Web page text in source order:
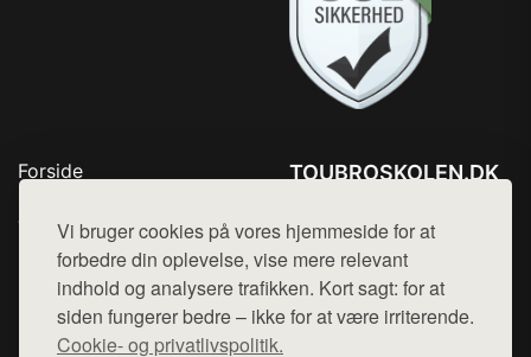
Vi bruger cookies på vores hjemmeside for at
forbedre din oplevelse, vise mere relevant
indhold og analysere trafikken. Kort sagt: for at
siden fungerer bedre – ikke for at være irriterende.
Cookie- og privatlivspolitik.
Forside
Top Rabatter
Blog
Kontakt
TOUBROSKOLEN.DK
Mail: hej@want.dk
Cookie- og privatlivspolitik